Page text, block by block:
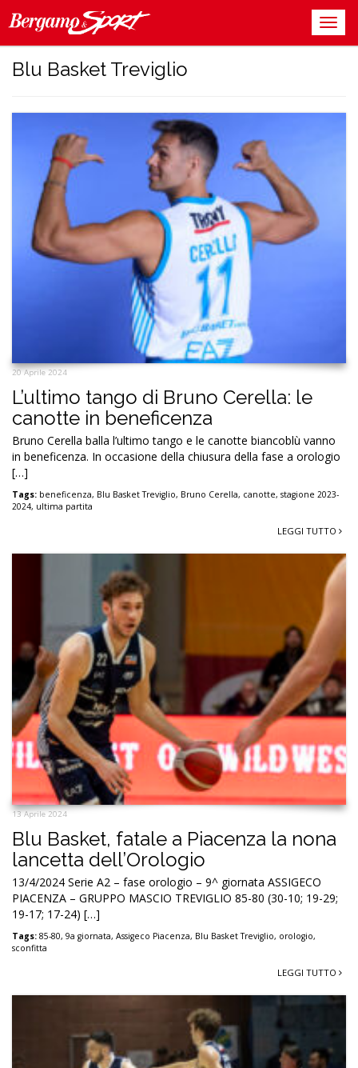
Blu Basket Treviglio
20 Aprile 2024
L’ultimo tango di Bruno Cerella: le
canotte in beneficenza
Bruno Cerella balla l’ultimo tango e le canotte biancoblù vanno
in beneficenza. In occasione della chiusura della fase a orologio
[…]
Tags: beneficenza, Blu Basket Treviglio, Bruno Cerella, canotte, stagione 2023-
2024, ultima partita
LEGGI TUTTO
13 Aprile 2024
Blu Basket, fatale a Piacenza la nona
lancetta dell’Orologio
13/4/2024 Serie A2 – fase orologio – 9^ giornata ASSIGECO
PIACENZA – GRUPPO MASCIO TREVIGLIO 85-80 (30-10; 19-29;
19-17; 17-24) […]
Tags: 85-80, 9a giornata, Assigeco Piacenza, Blu Basket Treviglio, orologio,
sconfitta
LEGGI TUTTO